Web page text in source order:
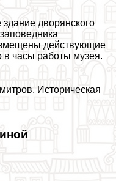
дворянского
действующие
в часы работы музея.
Историческая